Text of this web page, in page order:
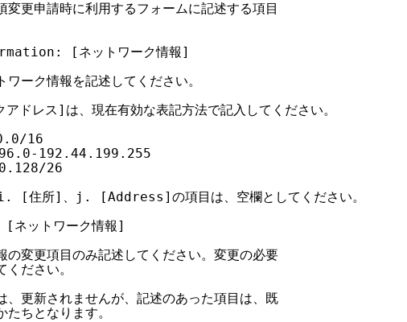
更申請時に利用するフォームに記述する項目
[ネットワーク情報]
ーク情報を記述してください。
ドレス]は、現在有効な表記方法で記入してください。
16
192.44.199.255
26
[住所]、j. [Address]の項目は、空欄としてください。
ットワーク情報]
変更項目のみ記述してください。変更の必要
ださい。
更新されませんが、記述のあった項目は、既
ちとなります。